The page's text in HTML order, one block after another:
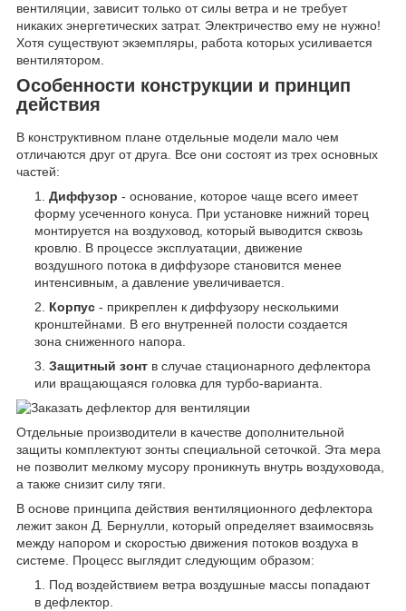
вентиляции, зависит только от силы ветра и не требует
никаких энергетических затрат. Электричество ему не нужно!
Хотя существуют экземпляры, работа которых усиливается
вентилятором.
Особенности конструкции и принцип
действия
В конструктивном плане отдельные модели мало чем
отличаются друг от друга. Все они состоят из трех основных
частей:
Диффузор - основание, которое чаще всего имеет
форму усеченного конуса. При установке нижний торец
монтируется на воздуховод, который выводится сквозь
кровлю. В процессе эксплуатации, движение
воздушного потока в диффузоре становится менее
интенсивным, а давление увеличивается.
Корпус - прикреплен к диффузору несколькими
кронштейнами. В его внутренней полости создается
зона сниженного напора.
Защитный зонт в случае стационарного дефлектора
или вращающаяся головка для турбо-варианта.
Отдельные производители в качестве дополнительной
защиты комплектуют зонты специальной сеточкой. Эта мера
не позволит мелкому мусору проникнуть внутрь воздуховода,
а также снизит силу тяги.
В основе принципа действия вентиляционного дефлектора
лежит закон Д. Бернулли, который определяет взаимосвязь
между напором и скоростью движения потоков воздуха в
системе. Процесс выглядит следующим образом:
Под воздействием ветра воздушные массы попадают
в дефлектор.